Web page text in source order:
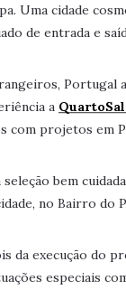
Uma cidade
de entrada e
Portugal
a
com projetos em
bem
no Bairro do
da execução do
especiais